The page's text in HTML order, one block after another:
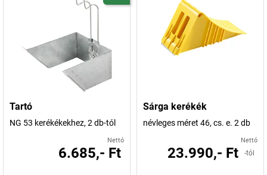
Tartó
NG 53 kerékékekhez, 2 db-tól
Nettó
6.685,- Ft
Sárga kerékék
névleges méret 46, cs. e. 2 db
Nettó
23.990,- Ft -tól